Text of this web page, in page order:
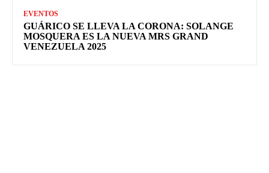
EVENTOS
GUÁRICO SE LLEVA LA CORONA: SOLANGE
MOSQUERA ES LA NUEVA MRS GRAND
VENEZUELA 2025